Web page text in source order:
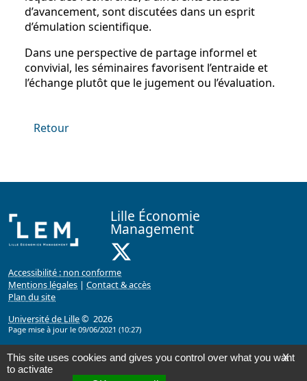
d’avancement, sont discutées dans un esprit
d’émulation scientifique.
Dans une perspective de partage informel et
convivial, les séminaires favorisent l’entraide et
l’échange plutôt que le jugement ou l’évaluation.
Retour
Lille Économie
Management
Accessibilité : non conforme
Mentions légales | Contact & accès
Plan du site
Université de Lille© 2026
Page mise à jour le 09/06/2021 (10:27)
X
This site uses cookies and gives you control over what you want
to activate